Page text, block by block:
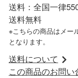
送料：全国一律
送料無料
※こちらの商品はメー
となります。
送料について
この商品のお問い